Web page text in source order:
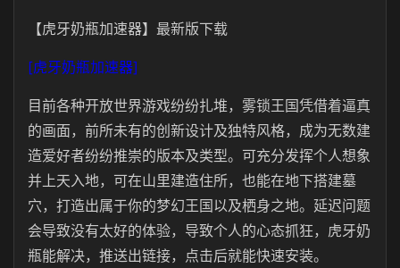
【虎牙奶瓶加速器】最新版下载
[虎牙奶瓶加速器]
目前各种开放世界游戏纷纷扎堆，雾锁王国凭借着逼真
的画面，前所未有的创新设计及独特风格，成为无数建
造爱好者纷纷推崇的版本及类型。可充分发挥个人想象
并上天入地，可在山里建造住所，也能在地下搭建墓
穴，打造出属于你的梦幻王国以及栖身之地。延迟问题
会导致没有太好的体验，导致个人的心态抓狂，虎牙奶
瓶能解决，推送出链接，点击后就能快速安装。